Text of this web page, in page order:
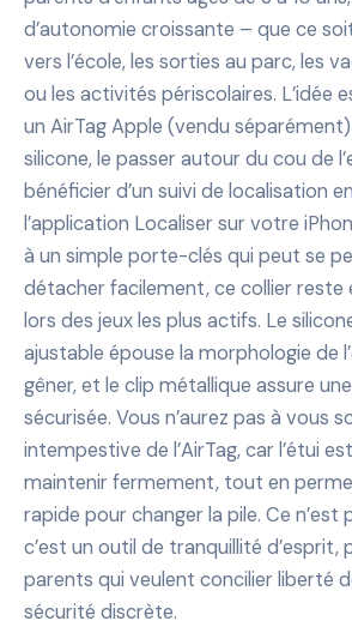
d’autonomie croissante – que ce
vers l’école, les sorties au parc, les
ou les activités périscolaires. L’idée
un AirTag Apple (vendu
silicone, le passer autour du cou de
bénéficier d’un suivi de localisation
l’application Localiser sur votre
à un simple porte-clés qui peut se
détacher facilement, ce collier reste
lors des jeux les plus actifs. Le
ajustable épouse la morphologie de
gêner, et le clip métallique assure
sécurisée. Vous n’aurez pas à vous
intempestive de l’AirTag, car l’étui
maintenir fermement, tout en
rapide pour changer la pile. Ce n’est
c’est un outil de tranquillité d’esprit,
parents qui veulent concilier liberté
sécurité discrète.